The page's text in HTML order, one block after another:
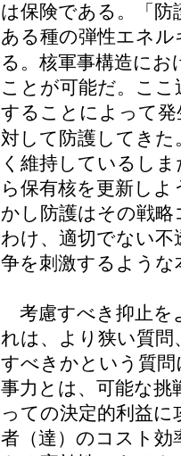
は保険である。「
ある種の弾性エネル
る。核軍事構造に
ことが可能だ。こ
することによって
対して防護してき
く維持しているし
ら保有核を更新し
かし防護はその戦
わけ、適切でない不
争を刺激するよう
考慮すべき抑止を
れは、より狭い質
すべきかという質
事力とは、可能な
っての決定的利益
者（達）のコスト